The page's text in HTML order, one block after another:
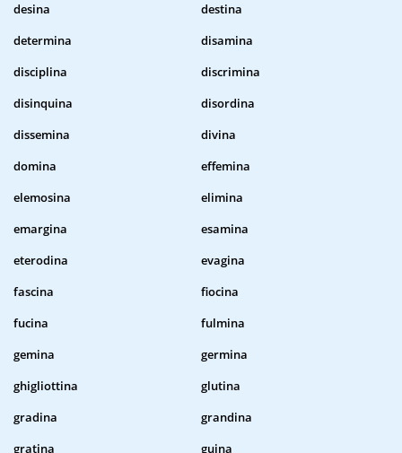
desina
destina
determina
disamina
disciplina
discrimina
disinquina
disordina
dissemina
divina
domina
effemina
elemosina
elimina
emargina
esamina
eterodina
evagina
fascina
fiocina
fucina
fulmina
gemina
germina
ghigliottina
glutina
gradina
grandina
gratina
guina